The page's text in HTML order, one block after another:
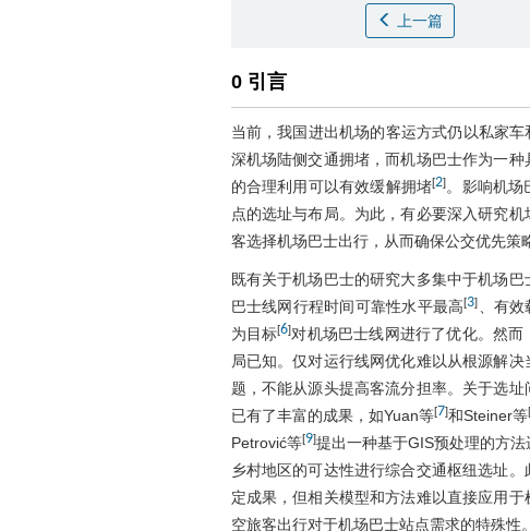
上一篇
0 引言
当前，我国进出机场的客运方式仍以私家车
深机场陆侧交通拥堵，而机场巴士作为一
的合理利用可以有效缓解拥堵[2]。影响机场
点的选址与布局。为此，有必要深入研究
客选择机场巴士出行，从而确保公交优先策
既有关于机场巴士的研究大多集中于机场
巴士线网行程时间可靠性水平最高[3] 、有
为目标[6]对机场巴士线网进行了优化。然
局已知。仅对运行线网优化难以从根源解
题，不能从源头提高客流分担率。关于选
已有了丰富的成果，如Yuan等[7]和Steiner等
Petrović等[9]提出一种基于GIS预处理的方
乡村地区的可达性进行综合交通枢纽选址
定成果，但相关模型和方法难以直接应用
空旅客出行对于机场巴士站点需求的特殊性。